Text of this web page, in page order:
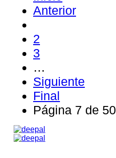
Anterior
2
3
…
Siguiente
Final
Página 7 de 50